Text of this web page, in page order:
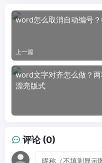
word怎么取消自动编号
上一篇
word文字对齐怎么做？
漂亮版式
评论 (0)